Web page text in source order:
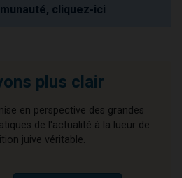
cliquez-ici
plus clair
en perspective des grandes
de l'actualité à la lueur de
juive véritable.